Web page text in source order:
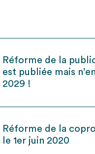
Réforme de la
est publiée mais
2029 !
Réforme de la
le 1er juin 2020